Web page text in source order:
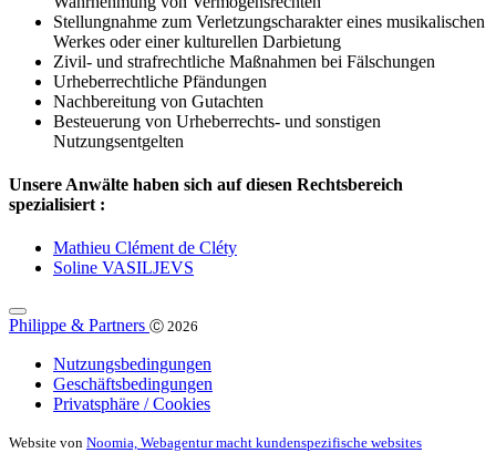
Stellungnahme zum Verletzungscharakter eines musikalischen
Werkes oder einer kulturellen Darbietung
Zivil- und strafrechtliche Maßnahmen bei Fälschungen
Urheberrechtliche Pfändungen
Nachbereitung von Gutachten
Besteuerung von Urheberrechts- und sonstigen
Nutzungsentgelten
Unsere Anwälte haben sich auf diesen Rechtsbereich
spezialisiert :
Mathieu Clément de Cléty
Soline VASILJEVS
Philippe & Partners Ⓒ 2026
Nutzungsbedingungen
Geschäftsbedingungen
Privatsphäre / Cookies
Website von Noomia, Webagentur macht kundenspezifische websites